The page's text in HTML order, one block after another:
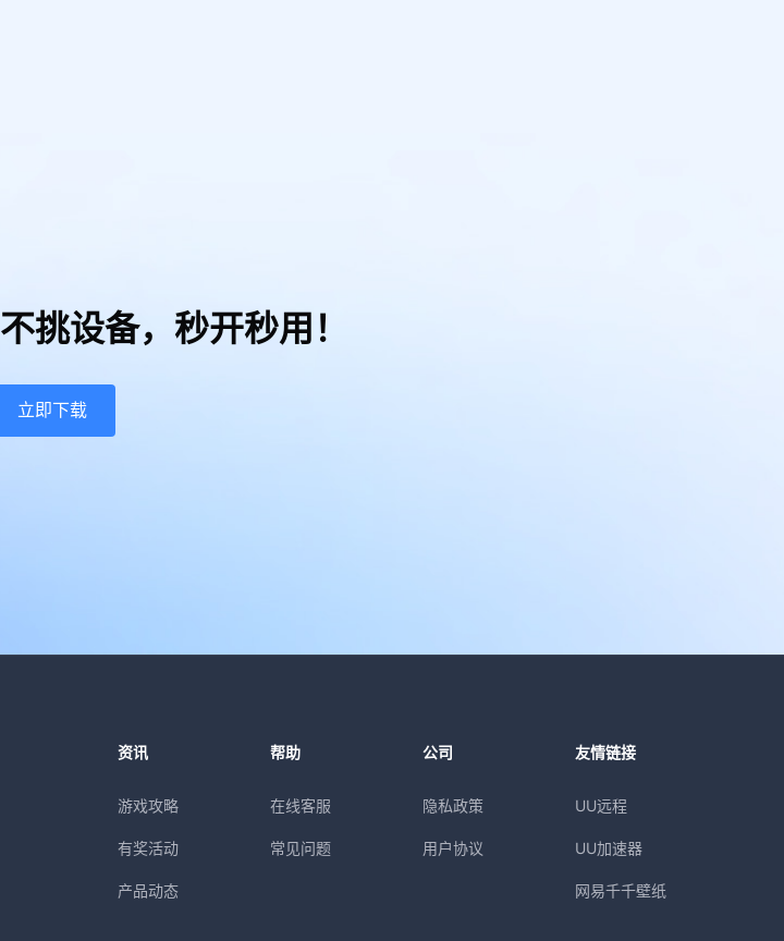
不挑设备，秒开秒用！
立即下载
资讯
游戏攻略
有奖活动
产品动态
帮助
在线客服
常见问题
公司
隐私政策
用户协议
友情链接
UU远程
UU加速器
网易千千壁纸